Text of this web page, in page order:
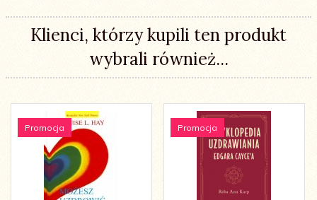
Klienci, którzy kupili ten produkt
wybrali również...
Promocja Promocja